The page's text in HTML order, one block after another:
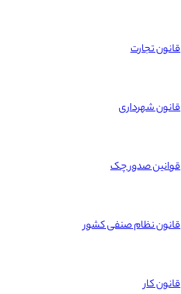
قانون تجارت
قانون شهرداری
قوانین صدور چک
قانون نظام صنفی کشور
قانون کار